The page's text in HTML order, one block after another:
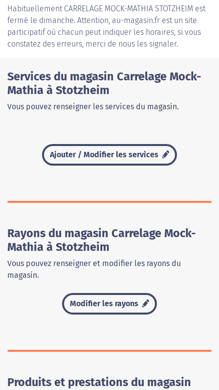
Habituellement CARRELAGE MOCK-MATHIA STOTZHEIM est
fermé le dimanche. Attention, au-magasin.fr est un site
participatif où chacun peut indiquer les horaires, si vous
constatez des erreurs, merci de nous les signaler.
Services du magasin Carrelage Mock-
Mathia à Stotzheim
Vous pouvez renseigner les services du magasin.
Ajouter / Modifier les services
Rayons du magasin Carrelage Mock-
Mathia à Stotzheim
Vous pouvez renseigner et modifier les rayons du
magasin.
Modifier les rayons
Produits et prestations du magasin